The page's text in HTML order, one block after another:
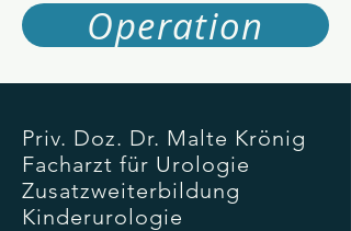
Operation
Priv. Doz. Dr. Malte Krönig
Facharzt für Urologie
Zusatzweiterbildung
Kinderurologie